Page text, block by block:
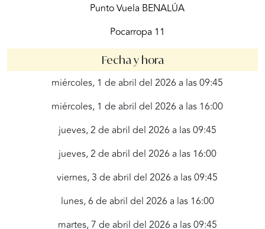
Punto Vuela BENALÚA
Pocarropa 11
Fecha y hora
miércoles, 1 de abril del 2026 a las 09:45
miércoles, 1 de abril del 2026 a las 16:00
jueves, 2 de abril del 2026 a las 09:45
jueves, 2 de abril del 2026 a las 16:00
viernes, 3 de abril del 2026 a las 09:45
lunes, 6 de abril del 2026 a las 16:00
martes, 7 de abril del 2026 a las 09:45